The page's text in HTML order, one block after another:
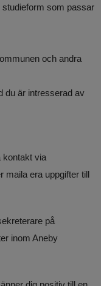
som passar
och andra
du är intresserad av
kontakt via
maila era uppgifter till
på
inom Aneby